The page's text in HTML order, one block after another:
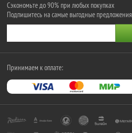
Сэкономьте до 90% при любых покупках
Подпишитесь на самые выгодные предложения
Принимаем к оплате: